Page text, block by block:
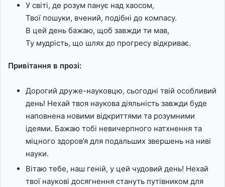
У світі, де розум панує над хаосом,
Твої пошуки, вчений, подібні до компасу.
В цей день бажаю, щоб завжди ти мав,
Ту мудрість, що шлях до прогресу відкриває.
Привітання в прозі:
Дорогий друже-науковцю, сьогодні твій особливий
день! Нехай твоя наукова діяльність завжди буде
наповнена новими відкриттями та розумними
ідеями. Бажаю тобі невичерпного натхнення та
міцного здоров’я для подальших звершень на ниві
науки.
Вітаю тебе, наш геній, у цей чудовий день! Нехай
твої наукові досягнення стануть путівником для